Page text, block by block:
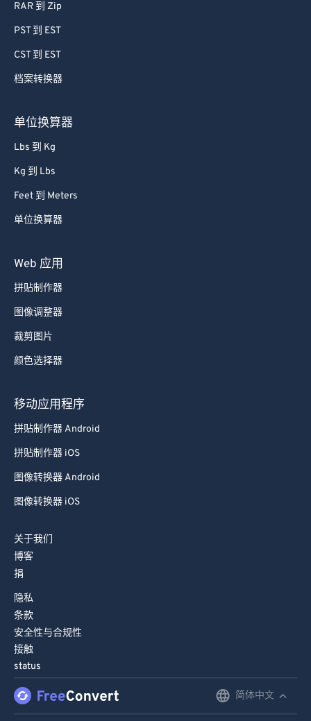
RAR 到 Zip
PST 到 EST
CST 到 EST
档案转换器
单位换算器
Lbs 到 Kg
Kg 到 Lbs
Feet 到 Meters
单位换算器
Web 应用
拼贴制作器
图像调整器
裁剪图片
颜色选择器
移动应用程序
拼贴制作器 Android
拼贴制作器 iOS
图像转换器 Android
图像转换器 iOS
关于我们
博客
捐
隐私
条款
安全性与合规性
接触
status
简体中文